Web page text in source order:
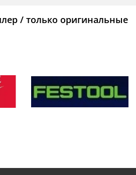
/ только оригинальные